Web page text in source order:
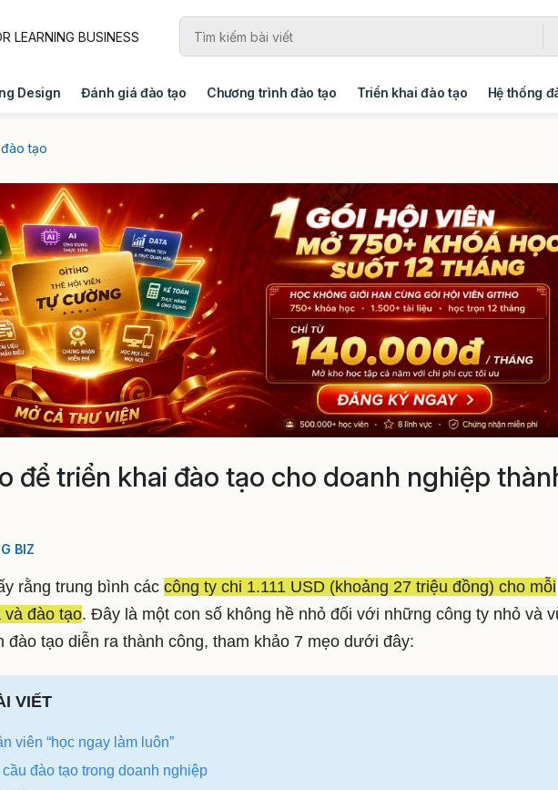
LEARNING BUSINESS
Design Đánh giá đào tạo Chương trình đào tạo Triển khai đào tạo Hệ thống
tạo
để triển khai đào tạo cho doanh nghiệp
G BIZ
rằng trung bình các công ty chi 1.111 USD (khoảng 27 triệu đồng) cho mỗi
và đào tạo. Đây là một con số không hề nhỏ đối với những công ty nhỏ và
đào tạo diễn ra thành công, tham khảo 7 mẹo dưới đây:
VIẾT
viên “học ngay làm luôn”
đào tạo trong doanh nghiệp